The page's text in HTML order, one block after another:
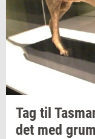
Tag til
det med grum